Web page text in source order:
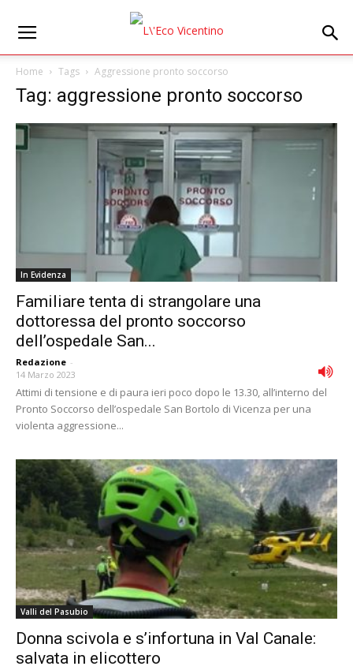
Home Tags Aggressione pronto soccorso
Tag: aggressione pronto soccorso
In Evidenza
Familiare tenta di strangolare una
dottoressa del pronto soccorso
dell’ospedale San...
Redazione -
14 Marzo 2023
Attimi di tensione e di paura ieri poco dopo le 13.30, all’interno del
Pronto Soccorso dell’ospedale San Bortolo di Vicenza per una
violenta aggressione...
Valli del Pasubio
Donna scivola e s’infortuna in Val Canale:
salvata in elicottero